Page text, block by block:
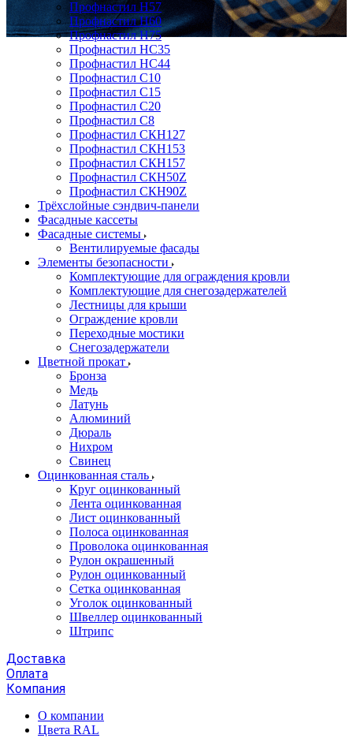
Профнастил Н57
Профнастил Н60
Профнастил Н75
Профнастил НС35
Профнастил НС44
Профнастил С10
Профнастил С15
Профнастил С20
Профнастил С8
Профнастил СКН127
Профнастил СКН153
Профнастил СКН157
Профнастил СКН50Z
Профнастил СКН90Z
Трёхслойные сэндвич-панели
Фасадные кассеты
Фасадные системы
Вентилируемые фасады
Элементы безопасности
Комплектующие для ограждения кровли
Комплектующие для снегозадержателей
Лестницы для крыши
Ограждение кровли
Переходные мостики
Снегозадержатели
Цветной прокат
Бронза
Медь
Латунь
Алюминий
Дюраль
Нихром
Свинец
Оцинкованная сталь
Круг оцинкованный
Лента оцинкованная
Лист оцинкованный
Полоса оцинкованная
Проволока оцинкованная
Рулон окрашенный
Рулон оцинкованный
Сетка оцинкованная
Уголок оцинкованный
Швеллер оцинкованный
Штрипс
Доставка
Оплата
Компания
О компании
Цвета RAL